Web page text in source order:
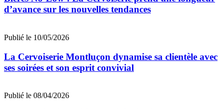
d’avance sur les nouvelles tendances
Publié le 10/05/2026
La Cervoiserie Montluçon dynamise sa clientèle avec
ses soirées et son esprit convivial
Publié le 08/04/2026